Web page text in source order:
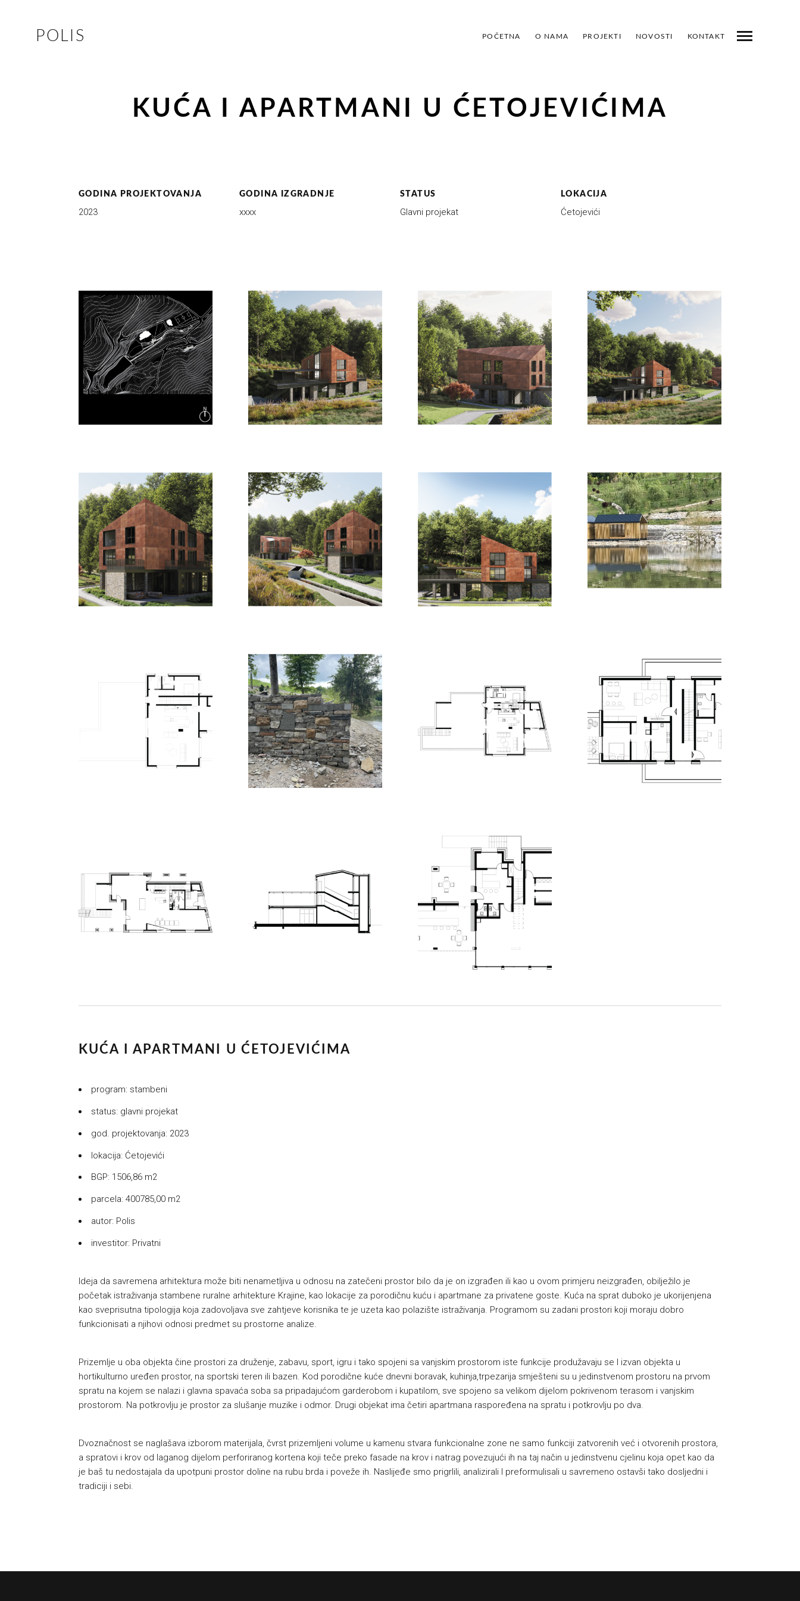
POLIS POČETNA O NAMA PROJEKTI NOVOSTI KONTAKT
KUĆA I APARTMANI U ĆETOJEVIĆIMA
GODINA PROJEKTOVANJA
2023
GODINA IZGRADNJE
xxxx
STATUS
Glavni projekat
LOKACIJA
Ćetojevići
KUĆA I APARTMANI U ĆETOJEVIĆIMA
program: stambeni
status: glavni projekat
god. projektovanja: 2023
lokacija: Ćetojevići
BGP: 1506,86 m2
parcela: 400785,00 m2
autor: Polis
investitor: Privatni
Ideja da savremena arhitektura može biti nenametljiva u odnosu na zatečeni prostor bilo da je on izgrađen ili kao u ovom primjeru neizgrađen, obilježilo je
početak istraživanja stambene ruralne arhitekture Krajine, kao lokacije za porodičnu kuću i apartmane za privatene goste. Kuća na sprat duboko je ukorijenjena
kao sveprisutna tipologija koja zadovoljava sve zahtjeve korisnika te je uzeta kao polazište istraživanja. Programom su zadani prostori koji moraju dobro
funkcionisati a njihovi odnosi predmet su prostorne analize.
Prizemlje u oba objekta čine prostori za druženje, zabavu, sport, igru i tako spojeni sa vanjskim prostorom iste funkcije produžavaju se I izvan objekta u
hortikulturno uređen prostor, na sportski teren ili bazen. Kod porodične kuće dnevni boravak, kuhinja,trpezarija smješteni su u jedinstvenom prostoru na prvom
spratu na kojem se nalazi i glavna spavaća soba sa pripadajućom garderobom i kupatilom, sve spojeno sa velikom dijelom pokrivenom terasom i vanjskim
prostorom. Na potkrovlju je prostor za slušanje muzike i odmor. Drugi objekat ima četiri apartmana raspoređena na spratu i potkrovlju po dva.
Dvoznačnost se naglašava izborom materijala, čvrst prizemljeni volume u kamenu stvara funkcionalne zone ne samo funkciji zatvorenih već i otvorenih prostora,
a spratovi i krov od laganog dijelom perforiranog kortena koji teče preko fasade na krov i natrag povezujući ih na taj način u jedinstvenu cjelinu koja opet kao da
je baš tu nedostajala da upotpuni prostor doline na rubu brda i poveže ih. Naslijeđe smo prigrlili, analizirali I preformulisali u savremeno ostavši tako dosljedni i
tradiciji i sebi.